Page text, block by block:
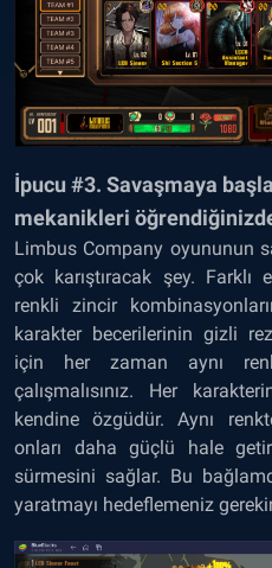
İpucu #3. Savaşmaya
mekanikleri
Limbus Company oyununun
çok karıştıracak şey.
renkli zincir
karakter becerilerinin gizli
için her zaman aynı
çalışmalısınız. Her
kendine özgüdür. Aynı
onları daha güçlü hale
sürmesini sağlar. Bu
yaratmayı hedeflemeniz